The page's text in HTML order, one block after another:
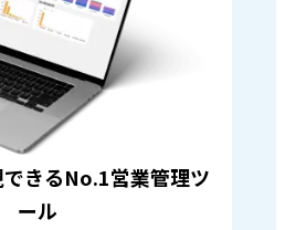
きるNo.1営業管理ツ
ール